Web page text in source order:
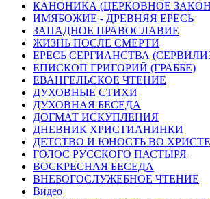
КАНОНИКА (ЦЕРКОВНОЕ
ИМЯБОЖИЕ - ДРЕВНЯЯ ЕРЕСЬ
ЗАПАДНОЕ ПРАВОСЛАВИЕ
ЖИЗНЬ ПОСЛЕ СМЕРТИ
ЕРЕСЬ СЕРГИАНСТВА
ЕПИСКОП ГРИГОРИЙ (ГРАББЕ)
ЕВАНГЕЛЬСКОЕ ЧТЕНИЕ
ДУХОВНЫЕ СТИХИ
ДУХОВНАЯ БЕСЕДА
ДОГМАТ ИСКУПЛЕНИЯ
ДНЕВНИК ХРИСТИАНИНКИ
ДЕТСТВО И ЮНОСТЬ ВО ХРИСТЕ
ГОЛОС РУССКОГО ПАСТЫРЯ
ВОСКРЕСНАЯ БЕСЕДА
ВНЕБОГОСЛУЖЕБНОЕ ЧТЕНИЕ
Видео